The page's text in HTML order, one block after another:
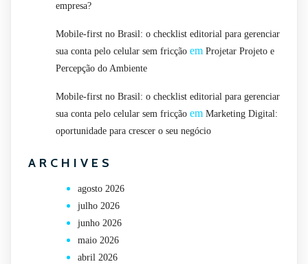
empresa?
Mobile-first no Brasil: o checklist editorial para gerenciar
sua conta pelo celular sem fricção em Projetar Projeto e
Percepção do Ambiente
Mobile-first no Brasil: o checklist editorial para gerenciar
sua conta pelo celular sem fricção em Marketing Digital:
oportunidade para crescer o seu negócio
ARCHIVES
agosto 2026
julho 2026
junho 2026
maio 2026
abril 2026